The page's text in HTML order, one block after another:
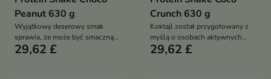
Peanut 630 g
Wyjątkowy deserowy smak
sprawia, że może być smaczną
alternatywą dla tradycyjnych
29,62 £
Crunch 630 g
Koktajl został przygotowany z
myślą o osobach aktywnych
fizycznie, sportowcach oraz
29,62 £